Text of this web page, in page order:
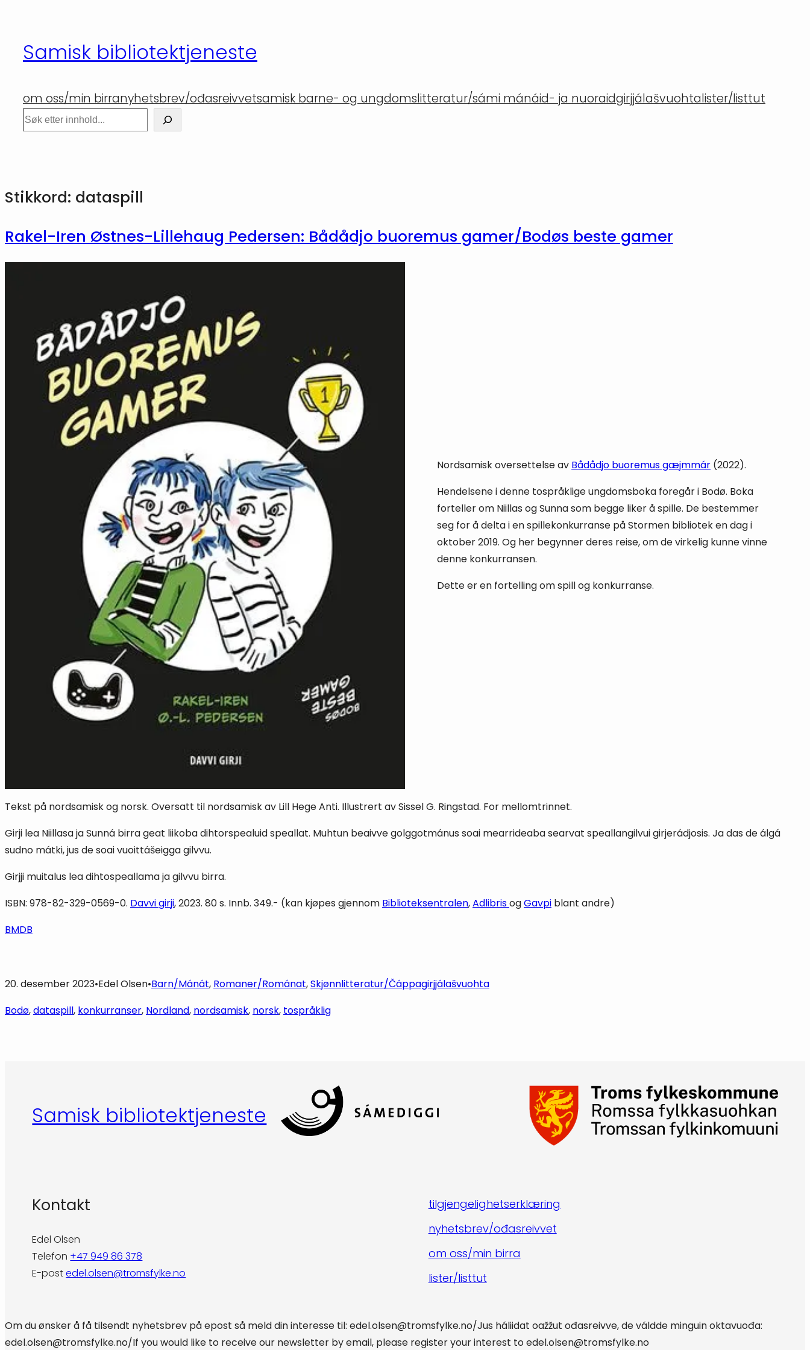
innholdSamisk bibliotektjeneste
om oss/min birranyhetsbrev/ođasreivvetsamisk barne- og ungdomslitteratur/sámi mánáid- ja nuoraidgirjjálašvuohtalister/listtut
Søk
Stikkord: dataspill
Rakel-Iren Østnes-Lillehaug Pedersen: Bådådjo buoremus gamer/Bodøs beste gamer
Nordsamisk oversettelse av Bådådjo buoremus gæjmmár (2022).
Hendelsene i denne tospråklige ungdomsboka foregår i Bodø. Boka
forteller om Niillas og Sunna som begge liker å spille. De bestemmer
seg for å delta i en spillekonkurranse på Stormen bibliotek en dag i
oktober 2019. Og her begynner deres reise, om de virkelig kunne vinne
denne konkurransen.
Dette er en fortelling om spill og konkurranse.
Tekst på nordsamisk og norsk. Oversatt til nordsamisk av Lill Hege Anti. Illustrert av Sissel G. Ringstad. For mellomtrinnet.
Girji lea Niillasa ja Sunná birra geat liikoba dihtorspealuid speallat. Muhtun beaivve golggotmánus soai mearrideaba searvat speallangilvui girjerádjosis. Ja das de álgá
sudno mátki, jus de soai vuoittášeigga gilvvu.
Girjji muitalus lea dihtospeallama ja gilvvu birra.
ISBN: 978-82-329-0569-0. Davvi girji, 2023. 80 s. Innb. 349.- (kan kjøpes gjennom Biblioteksentralen,AdlibrisogGavpi blant andre)
BMDB
20. desember 2023•Edel Olsen•Barn/Mánát, Romaner/Románat, Skjønnlitteratur/Čáppagirjjálašvuohta
Bodø, dataspill, konkurranser, Nordland, nordsamisk, norsk, tospråklig
Samisk bibliotektjeneste
Kontakt
Edel Olsen
Telefon +47 949 86 378
E-postedel.olsen@tromsfylke.no
tilgjengelighetserklæring
nyhetsbrev/ođasreivvet
om oss/min birra
lister/listtut
Om du ønsker å få tilsendt nyhetsbrev på epost så meld din interesse til: edel.olsen@tromsfylke.no/Jus háliidat oažžut ođasreivve, de váldde minguin oktavuođa:
edel.olsen@tromsfylke.no/If you would like to receive our newsletter by email, please register your interest to edel.olsen@tromsfylke.no